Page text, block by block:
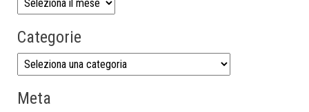
Categorie
Meta